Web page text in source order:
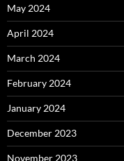
May 2024
April 2024
March 2024
February 2024
January 2024
December 2023
November 2023